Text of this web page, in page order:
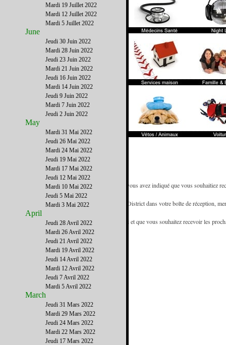
- Vous recevez la newsletter de French District car vous avez indiqué que vous souhaitiez
référence des francophones de Floride.
- Pour être certain de recevoir les emails de French District dans votre boîte de réception,
d'adresses.
- Si vous recevez cette newsletter de la part d'un ami et que vous souhaitez recevoir les
www.FrenchDistrict.comgratuitement.
Mardi 19 Juillet 2022
Mardi 12 Juillet 2022
Mardi 5 Juillet 2022
June
Jeudi 30 Juin 2022
Mardi 28 Juin 2022
Jeudi 23 Juin 2022
Mardi 21 Juin 2022
Jeudi 16 Juin 2022
Mardi 14 Juin 2022
Jeudi 9 Juin 2022
Mardi 7 Juin 2022
Jeudi 2 Juin 2022
May
Mardi 31 Mai 2022
Jeudi 26 Mai 2022
Mardi 24 Mai 2022
Jeudi 19 Mai 2022
Mardi 17 Mai 2022
Jeudi 12 Mai 2022
Mardi 10 Mai 2022
Jeudi 5 Mai 2022
Mardi 3 Mai 2022
April
Jeudi 28 Avril 2022
Mardi 26 Avril 2022
Jeudi 21 Avril 2022
Mardi 19 Avril 2022
Jeudi 14 Avril 2022
Mardi 12 Avril 2022
Jeudi 7 Avril 2022
Mardi 5 Avril 2022
March
Jeudi 31 Mars 2022
Mardi 29 Mars 2022
Jeudi 24 Mars 2022
Mardi 22 Mars 2022
Jeudi 17 Mars 2022